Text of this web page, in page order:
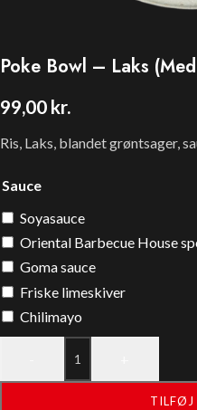
Poke Bowl – Laks
99,00 kr.
Ris, Laks, blandet grøntsager,
Sauce
Soyasauce
Oriental Barbecue House
Goma sauce
Friske limeskiver
Chilimayo
TILFØJ